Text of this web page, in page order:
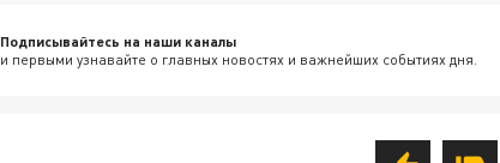
Подписывайтесь на наши каналы
и первыми узнавайте о главных новостях и важнейших событиях дня.